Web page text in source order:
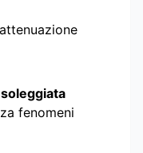
fenomeni